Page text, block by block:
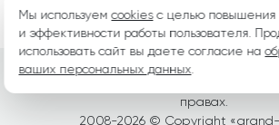
День Мужчин•
правах.
2008-2026 © Copyright «
Мы используемcookiesс целью повышения
и эффективности работы пользователя.
использовать сайт вы даете согласие на
ваших персональных данных.